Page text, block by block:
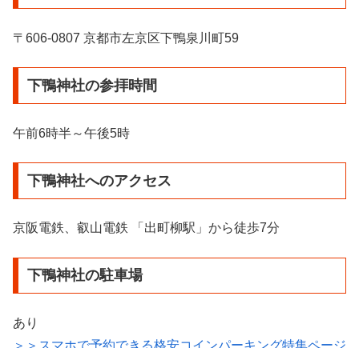
〒606-0807 京都市左京区下鴨泉川町59
下鴨神社の参拝時間
午前6時半～午後5時
下鴨神社へのアクセス
京阪電鉄、叡山電鉄 「出町柳駅」から徒歩7分
下鴨神社の駐車場
あり
＞＞スマホで予約できる格安コインパーキング特集ページ